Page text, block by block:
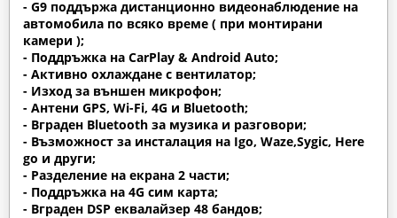
- G9 поддържа дистанционно видеонаблюдение на
автомобила по всяко време ( при монтирани
камери );
- Поддръжка на CarPlay & Android Auto;
- Активно охлаждане с вентилатор;
- Изход за външен микрофон;
- Антени GPS, Wi-Fi, 4G и Bluetooth;
- Вграден Bluetooth за музика и разговори;
- Възможност за инсталация на Igo, Waze,Sygic, Here
go и други;
- Разделение на екрана 2 части;
- Поддръжка на 4G сим карта;
- Вграден DSP еквалайзер 48 бандов;